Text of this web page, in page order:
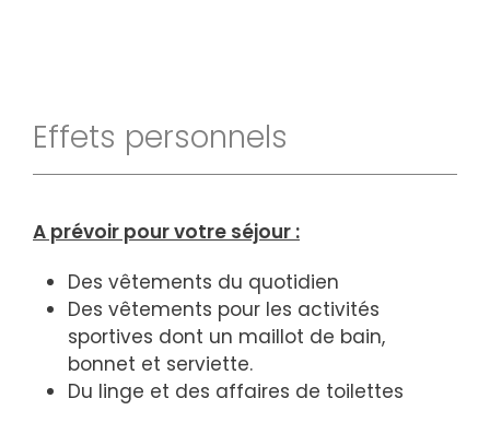
Effets personnels
A prévoir pour votre séjour :
Des vêtements du quotidien
Des vêtements pour les activités
sportives dont un maillot de bain,
bonnet et serviette.
Du linge et des affaires de toilettes